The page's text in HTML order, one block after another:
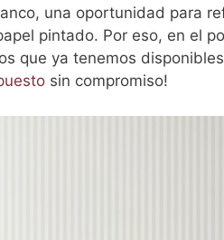
una oportunidad para
pintado. Por eso, en el
que ya tenemos
sin compromiso!